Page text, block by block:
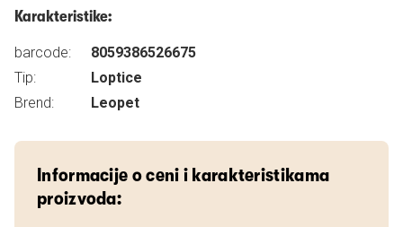
Karakteristike:
barcode:
8059386526675
Tip:
Loptice
Brend:
Leopet
Informacije o ceni i karakteristikama
proizvoda: